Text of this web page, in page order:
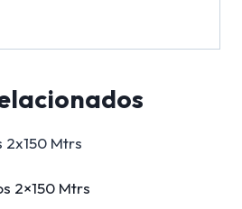
2×150 Mtrs